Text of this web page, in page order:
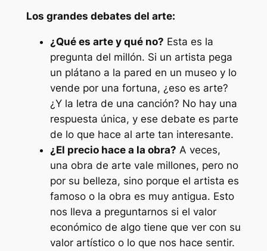
Los grandes debates del arte:
¿Qué es arte y qué no? Esta es la
pregunta del millón. Si un artista pega
un plátano a la pared en un museo y lo
vende por una fortuna, ¿eso es arte?
¿Y la letra de una canción? No hay una
respuesta única, y ese debate es parte
de lo que hace al arte tan interesante.
¿El precio hace a la obra? A veces,
una obra de arte vale millones, pero no
por su belleza, sino porque el artista es
famoso o la obra es muy antigua. Esto
nos lleva a preguntarnos si el valor
económico de algo tiene que ver con su
valor artístico o lo que nos hace sentir.